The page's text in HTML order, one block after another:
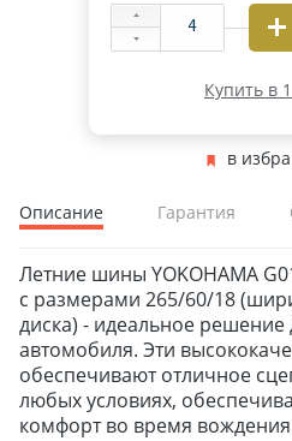
Купить в
в
Описание Гарантия
Летние шины YOKOHAMA
с размерами 265/60/18
диска) - идеальное решение
автомобиля. Эти
обеспечивают отличное
любых условиях,
комфорт во время